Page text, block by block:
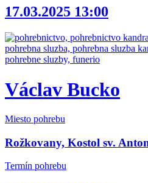
17.03.2025 13:00
Václav Bucko
Miesto pohrebu
Rožkovany, Kostol sv.
Termín pohrebu